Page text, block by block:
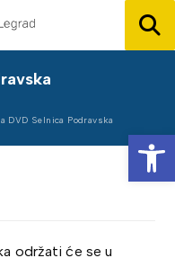
DVD Selnica Podravska
održati će se u